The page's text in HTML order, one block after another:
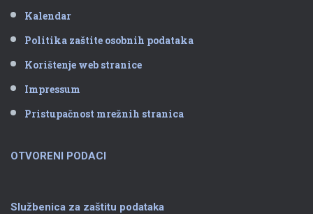
Kalendar
Politika zaštite osobnih podataka
Korištenje web stranice
Impressum
Pristupačnost mrežnih stranica
OTVORENI PODACI
Službenica za zaštitu podataka